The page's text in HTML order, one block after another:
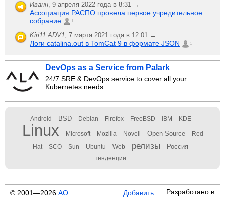
Иванн, 9 апреля 2022 года в 8:31 →
Ассоциация РАСПО провела первое учредительное
собрание
1
Kiri11.ADV1, 7 марта 2021 года в 12:01 →
Логи catalina.out в TomCat 9 в формате JSON 1
DevOps as a Service from Palark
24/7 SRE & DevOps service to cover all your
Kubernetes needs.
Android BSD Debian Firefox FreeBSD IBM KDE
Linux Microsoft Mozilla Novell Open Source Red
Hat SCO Sun Ubuntu Web релизы Россия
тенденции
© 2001—2026 АО
Добавить
Разработано в